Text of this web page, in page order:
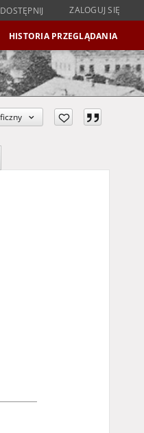
ZALOGUJ SIĘ
HISTORIA PRZEGLĄDANIA